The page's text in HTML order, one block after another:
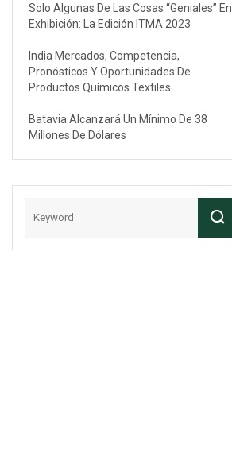
Solo Algunas De Las Cosas “geniales” En
Exhibición: La Edición ITMA 2023
India Mercados, Competencia,
Pronósticos Y Oportunidades De
Productos Químicos Textiles
Batavia Alcanzará Un Mínimo De 38
Millones De Dólares